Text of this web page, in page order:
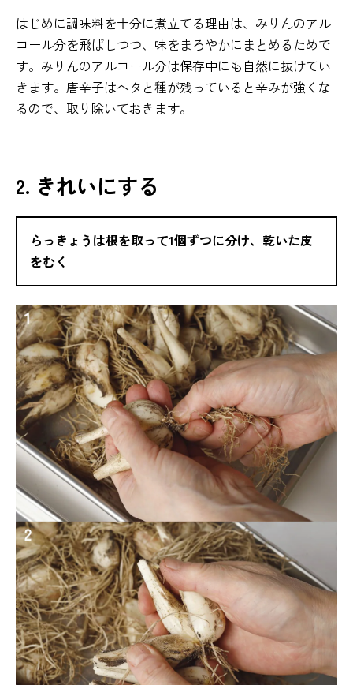
はじめに調味料を十分に煮立てる理由は、みりんのアル
コール分を飛ばしつつ、味をまろやかにまとめるためで
す。みりんのアルコール分は保存中にも自然に抜けてい
きます。唐辛子はヘタと種が残っていると辛みが強くな
るので、取り除いておきます。
2. きれいにする
らっきょうは根を取って1個ずつに分け、乾いた皮
をむく